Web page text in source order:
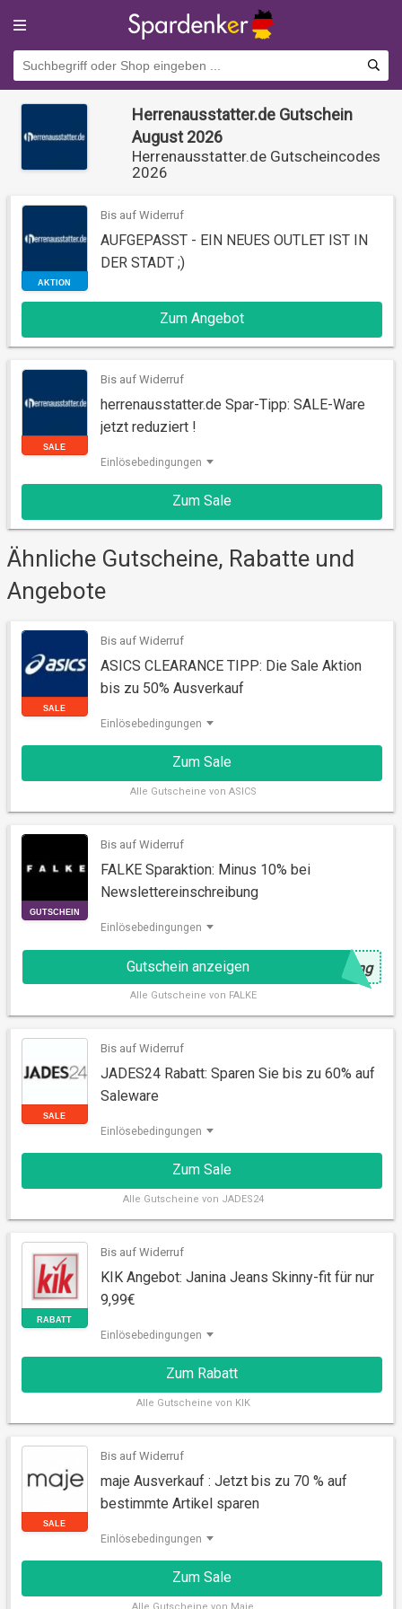
Herrenausstatter.de Gutschein
August 2026
Herrenausstatter.de Gutscheincodes
2026
Bis auf Widerruf
AUFGEPASST - EIN NEUES OUTLET IST IN
DER STADT ;)
Zum Angebot
Bis auf Widerruf
herrenausstatter.de Spar-Tipp: SALE-Ware
jetzt reduziert !
Einlösebedingungen
Zum Sale
Ähnliche Gutscheine, Rabatte und
Angebote
Bis auf Widerruf
ASICS CLEARANCE TIPP: Die Sale Aktion
bis zu 50% Ausverkauf
Einlösebedingungen
Zum Sale
Alle Gutscheine von ASICS
GUTSCHEIN
Bis auf Widerruf
FALKE Sparaktion: Minus 10% bei
Newslettereinschreibung
Einlösebedingungen
Gutschein anzeigen @ ung
Alle Gutscheine von FALKE
SALE
Bis auf Widerruf
JADES24 Rabatt: Sparen Sie bis zu 60% auf
Saleware
Einlösebedingungen
Zum Sale
Alle Gutscheine von JADES24
Bis auf Widerruf
KIK Angebot: Janina Jeans Skinny-fit für nur
9,99€
Einlösebedingungen
Zum Rabatt
Alle Gutscheine von KIK
Bis auf Widerruf
maje Ausverkauf : Jetzt bis zu 70 % auf
bestimmte Artikel sparen
Einlösebedingungen
Zum Sale